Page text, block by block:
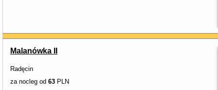
Malanówka II
Radęcin
za nocleg od 63 PLN